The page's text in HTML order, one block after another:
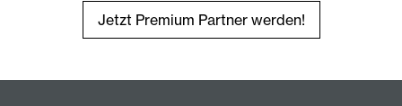
Jetzt Premium Partner werden!